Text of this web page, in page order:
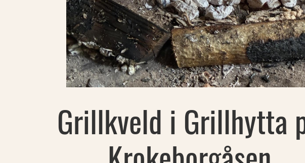
Grillkveld i Grillhytta